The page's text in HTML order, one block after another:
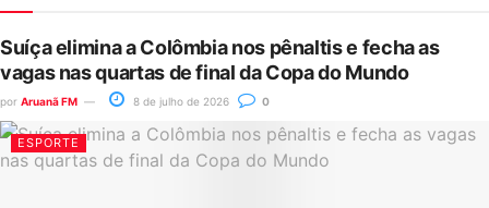
Suíça elimina a Colômbia nos pênaltis e fecha as
vagas nas quartas de final da Copa do Mundo
por Aruanã FM 8 de julho de 2026 0
ESPORTE